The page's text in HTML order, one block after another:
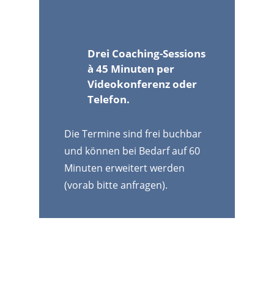
Drei Coaching-Sessions
à 45 Minuten per
Videokonferenz oder
Telefon.
Die Termine sind frei buchbar
und können bei Bedarf auf 60
Minuten erweitert werden
(vorab bitte anfragen).